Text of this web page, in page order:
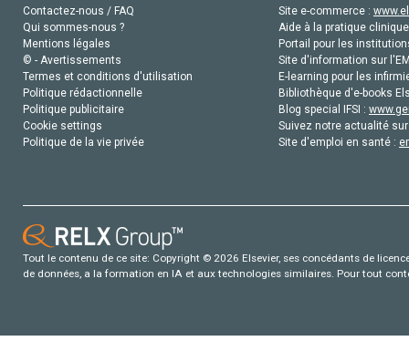
Contactez-nous / FAQ
Qui sommes-nous ?
Mentions légales
© - Avertissements
Termes et conditions d'utilisation
Politique rédactionnelle
Politique publicitaire
Cookie settings
Politique de la vie privée
Site e-commerce :
Aide à la pratique
Portail pour les
Site d'information sur
E-learning pour les
Bibliothèque d'e-books
Blog special IFSI :
Suivez notre actualité
Site d'emploi en santé :
Tout le contenu de ce site: Copyright © 2026 Elsevier, ses concédants de
de données, a la formation en IA et aux technologies similaires. Pour tout